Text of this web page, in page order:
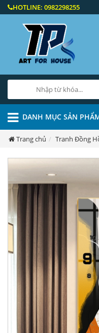
HOTLINE: 0982298255
DANH MỤC SẢN
Trang chủ Tranh Đồng